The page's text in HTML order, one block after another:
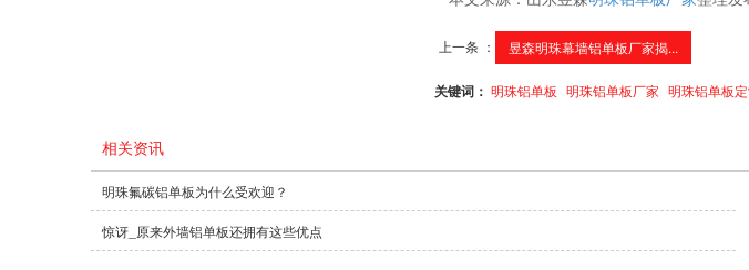
上一条 ： 昱森明珠幕墙铝单板厂家揭...
关键词： 明珠铝单板 明珠铝单板厂家 明珠铝单板
相关资讯
明珠氟碳铝单板为什么受欢迎？
惊讶_原来外墙铝单板还拥有这些优点